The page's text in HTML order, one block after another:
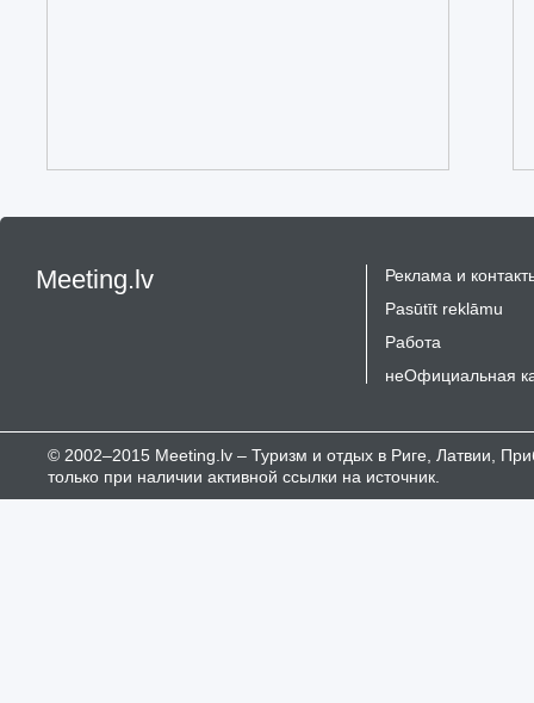
Meeting.lv
Реклама и
Pasūtīt reklāmu
Работа
неОфициальная
© 2002–2015 Meeting.lv – Туризм и отдых в Риге, Латвии,
только при наличии активной ссылки на источник.